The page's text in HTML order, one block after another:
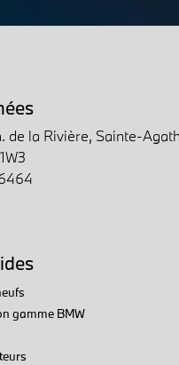
de la Rivière, Sainte-
gamme BMW